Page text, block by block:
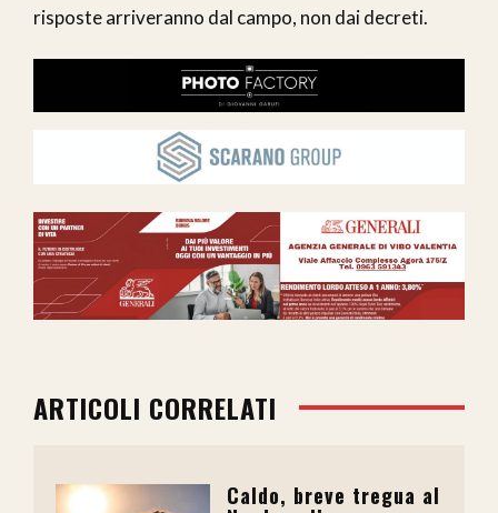
risposte arriveranno dal campo, non dai decreti.
ARTICOLI CORRELATI
Caldo, breve tregua al